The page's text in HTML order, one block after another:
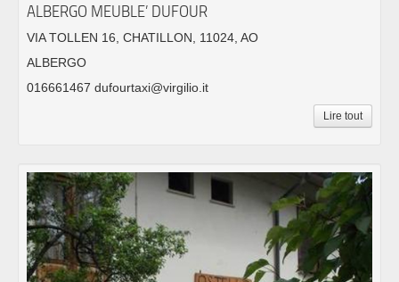
ALBERGO MEUBLE’ DUFOUR
VIA TOLLEN 16, CHATILLON, 11024, AO
ALBERGO
016661467 dufourtaxi@virgilio.it
Lire tout